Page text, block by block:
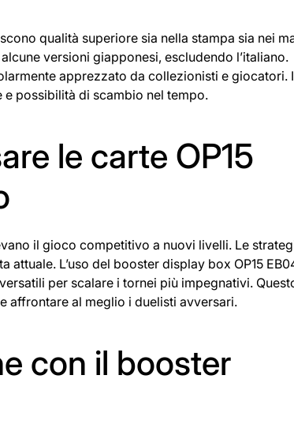
qualità superiore sia nella stampa sia nei
versioni giapponesi, escludendo l’italiano.
apprezzato da collezionisti e giocatori.
possibilità di scambio nel tempo.
le carte OP15
il gioco competitivo a nuovi livelli. Le
L’uso del booster display box OP15
per scalare i tornei più impegnativi.
affrontare al meglio i duelisti avversari.
con il booster